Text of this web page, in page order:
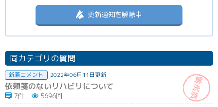
更新通知を解除中
同カテゴリの質問
新着コメント 2022年06月11日更新
依頼箋のないリハビリについて
7件 5696回